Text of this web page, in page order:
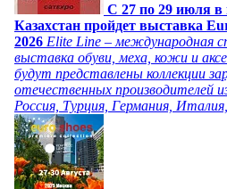
C 27 по 29 июля
Казахстан пройдет выставка
2026 Elite Line – международная
выставка обуви, меха, кожи и
будут представлены коллекции
отечественных производителей
Россия, Турция, Германия,